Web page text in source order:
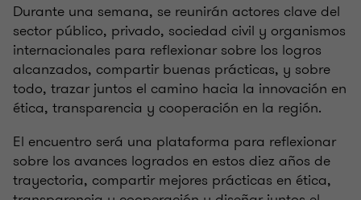
Durante una semana, se reunirán actores clave del
sector público, privado, sociedad civil y organismos
internacionales para reflexionar sobre los logros
alcanzados, compartir buenas prácticas, y sobre
todo, trazar juntos el camino hacia la innovación en
ética, transparencia y cooperación en la región.
El encuentro será una plataforma para reflexionar
sobre los avances logrados en estos diez años de
trayectoria, compartir mejores prácticas en ética,